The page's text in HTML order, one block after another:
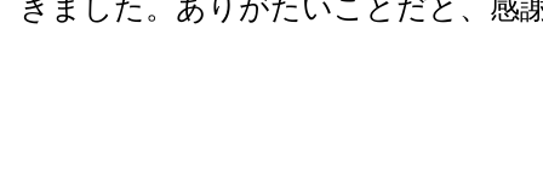
きました。ありがたいことだと、感